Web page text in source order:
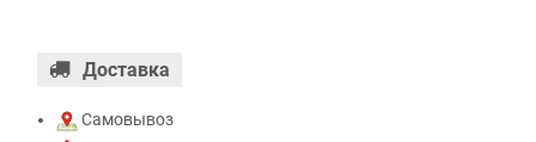
Доставка
Самовывоз